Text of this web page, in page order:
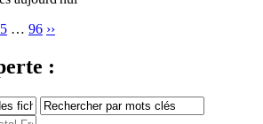
5 … 96 ››
: